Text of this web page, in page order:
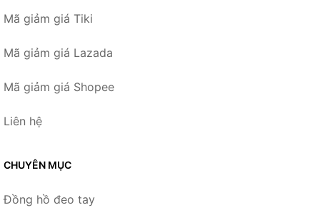
Mã giảm giá Tiki
Mã giảm giá Lazada
Mã giảm giá Shopee
Liên hệ
CHUYÊN MỤC
Đồng hồ đeo tay